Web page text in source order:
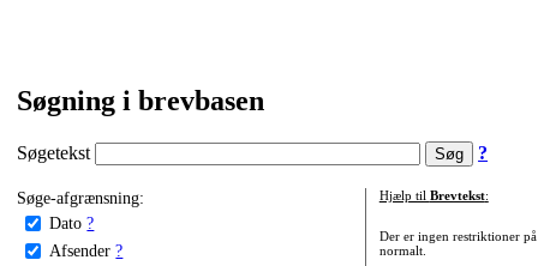
Søgning i brevbasen
Søgetekst ?
Søge-afgrænsning:
Dato ?
Afsender ?
Hjælp til Brevtekst:
Der er ingen restriktioner
normalt.